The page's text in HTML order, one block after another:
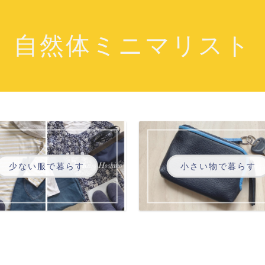
自然体ミニマリスト
少ない服で暮らす 小さい物で暮らす